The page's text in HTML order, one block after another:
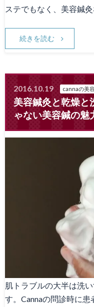
Canna1番人気メニュー
スタッフ募集
Facebook
天神院情報
ステでもなく、美容鍼
続きを読む
2016.10.19 cannaの美
美容鍼灸と乾燥
ゃない美容鍼の魅
肌トラブルの大半は洗
す。Cannaの問診時に